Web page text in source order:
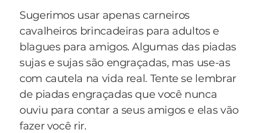
Aricléia Café Chá,
Armando Nascimento de Jesus,
Arquibaldo Nana do Mercado,
Arquiteclínio Petrocoquínio de Andrade,
Asteróide Silverio,
Bananéia Oliveira de Deus,
Bandeirante do Brasil Paulistano,
Sugerimos usar apenas carneiros
cavalheiros brincadeiras para adultos e
blagues para amigos. Algumas das piadas
sujas e sujas são engraçadas, mas use-as
com cautela na vida real. Tente se lembrar
de piadas engraçadas que você nunca
ouviu para contar a seus amigos e elas vão
fazer você rir.